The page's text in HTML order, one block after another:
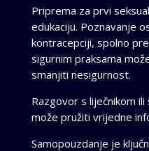
Priprema za prvi
edukaciju. Poznavanje
kontracepciji, spolno
sigurnim praksama
smanjiti nesigurnost.
Razgovor s liječnikom
može pružiti vrijedne
Samopouzdanje je